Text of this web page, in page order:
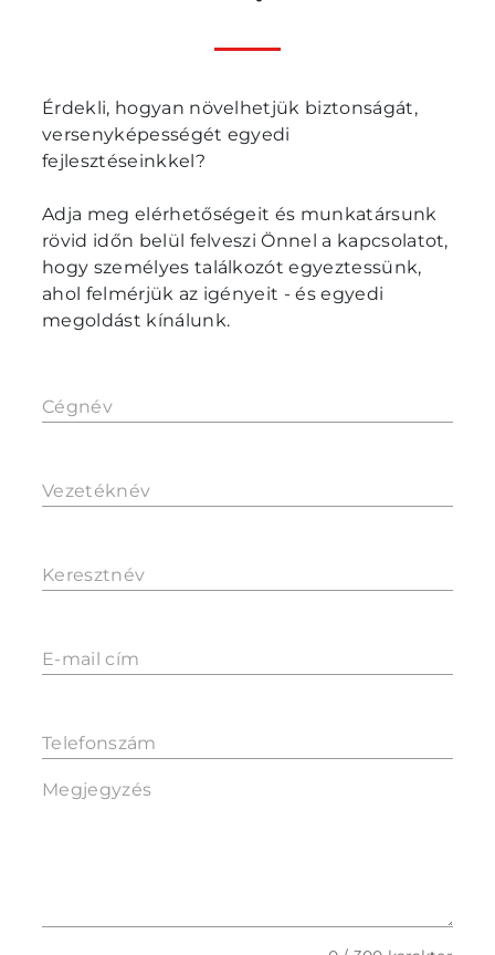
Érdekli, hogyan növelhetjük biztonságát,
versenyképességét egyedi
fejlesztéseinkkel?
Adja meg elérhetőségeit és munkatársunk
rövid időn belül felveszi Önnel a kapcsolatot,
hogy személyes találkozót egyeztessünk,
ahol felmérjük az igényeit - és egyedi
megoldást kínálunk.
Cégnév
Vezetéknév
Keresztnév
E-mail cím
Telefonszám
Megjegyzés